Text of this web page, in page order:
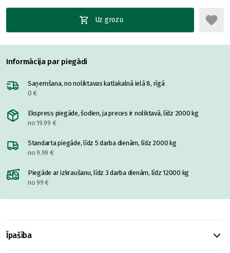
Uz grozu
Informācija par piegādi
Saņemšana, no noliktavas katlakalnā ielā 8, rīgā
0 €
Ekspress piegāde, šodien, ja preces ir noliktavā, līdz 2000 kg
no 19.99 €
Standarta piegāde, līdz 5 darba dienām, līdz 2000 kg
no 9.99 €
Piegāde ar izkraušanu, līdz 3 darba dienām, līdz 12000 kg
no 99 €
Īpašība